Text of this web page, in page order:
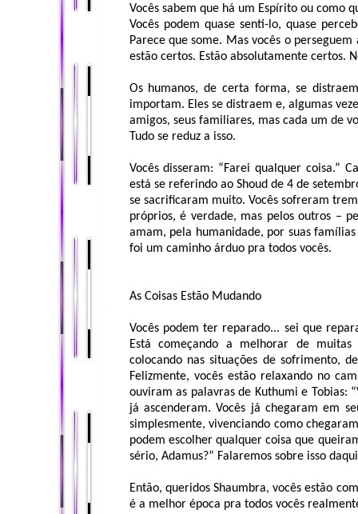
Vocês sabem que há um Espírito ou como
Vocês podem quase senti-lo, quase
Parece que some. Mas vocês o
estão certos. Estão absolutamente certos.
Os humanos, de certa forma, se
importam. Eles se distraem e, algumas
amigos, seus familiares, mas cada um de
Tudo se reduz a isso.
Vocês disseram: “Farei qualquer coisa.”
está se referindo ao Shoud de 4 de
se sacrificaram muito. Vocês sofreram
próprios, é verdade, mas pelos outros –
amam, pela humanidade, por suas
foi um caminho árduo pra todos vocês.
As Coisas Estão Mudando
Vocês podem ter reparado... sei que
Está começando a melhorar de
colocando nas situações de sofrimento,
Felizmente, vocês estão relaxando no
ouviram as palavras de Kuthumi e Tobias:
já ascenderam. Vocês já chegaram em
simplesmente, vivenciando como
podem escolher qualquer coisa que
sério, Adamus?” Falaremos sobre isso
Então, queridos Shaumbra, vocês estão
é a melhor época pra todos vocês